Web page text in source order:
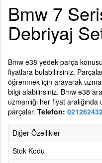
Bmw 7
Debriyaj
Bmw e38 yedek parça
fiyatlara bulabilirsiniz.
öğrenmek için arayarak
bilgi alabilirsiniz. Bmw e38
uzmanlığı her fiyat aralığında
parçalar. Telefon:
Diğer Özellikler
Stok Kodu